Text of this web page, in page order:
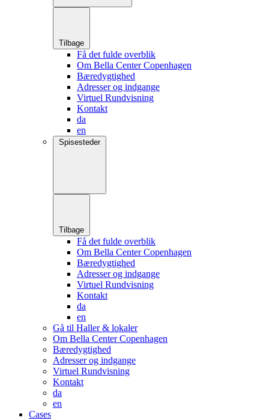
Tilbage
Få det fulde overblik
Om Bella Center Copenhagen
Bæredygtighed
Adresser og indgange
Virtuel Rundvisning
Kontakt
da
en
Spisesteder
Tilbage
Få det fulde overblik
Om Bella Center Copenhagen
Bæredygtighed
Adresser og indgange
Virtuel Rundvisning
Kontakt
da
en
Gå til Haller & lokaler
Om Bella Center Copenhagen
Bæredygtighed
Adresser og indgange
Virtuel Rundvisning
Kontakt
da
en
Cases